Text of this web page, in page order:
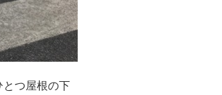
とつ屋根の下